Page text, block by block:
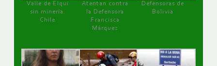
Valle de Elqui
sin minería.
Chile
Atentan contra
la Defensora
Francisca
Márquez
Defensoras de
Bolivia